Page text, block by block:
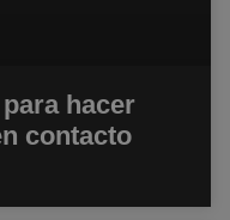
hacer
contacto